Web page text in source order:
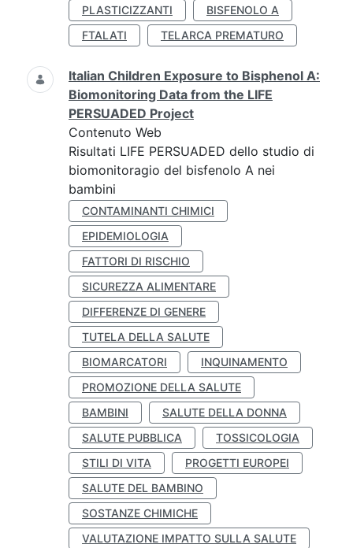
PLASTICIZZANTI
BISFENOLO A
FTALATI
TELARCA PREMATURO
Italian Children Exposure to Bisphenol A:
Biomonitoring Data from the LIFE
PERSUADED Project
Contenuto Web
Risultati LIFE PERSUADED dello studio di
biomonitoragio del bisfenolo A nei
bambini
CONTAMINANTI CHIMICI
EPIDEMIOLOGIA
FATTORI DI RISCHIO
SICUREZZA ALIMENTARE
DIFFERENZE DI GENERE
TUTELA DELLA SALUTE
BIOMARCATORI
INQUINAMENTO
PROMOZIONE DELLA SALUTE
BAMBINI
SALUTE DELLA DONNA
SALUTE PUBBLICA
TOSSICOLOGIA
STILI DI VITA
PROGETTI EUROPEI
SALUTE DEL BAMBINO
SOSTANZE CHIMICHE
VALUTAZIONE IMPATTO SULLA SALUTE